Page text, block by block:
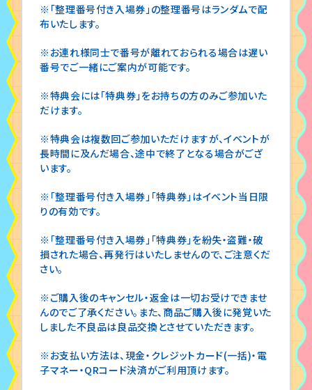
※「整理番号付き入場券」の整理番号はランダムで配
布いたします。
※お連れ様同士で番号が離れておられる場合は遅い
番号でご一緒にご案内が可能です。
※特典会には「特典券」をお持ちの方のみご参加いた
だけます。
※特典会は複数回ご参加いただけますが、イベントが
長時間に及んだ場合、途中で終了となる場合がござ
います。
※「整理番号付き入場券」「特典券」はイベント当日限
りの有効です。
※「整理番号付き入場券」「特典券」を紛失・盗難・破
損された場合、再発行はいたしませんので、ご注意くだ
さい。
※ご購入後のキャンセル・返金は一切お受けできませ
んのでご了承ください。また、商品ご購入後に発覚いた
しました不良品は良品交換とさせていただきます。
※お支払い方法は、現金・クレジットカード(一括)・電
子マネー・QRコード決済がご利用頂けます。